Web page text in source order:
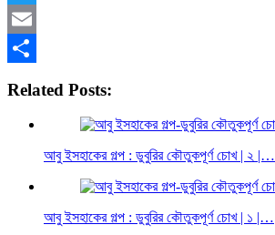
Twitter
Email
Related Posts:
আবু ইসহাকের গল্প : ডুবুরির কৌতুকপূর্ণ চোখ | ২ |…
আবু ইসহাকের গল্প : ডুবুরির কৌতুকপূর্ণ চোখ | ১ |…